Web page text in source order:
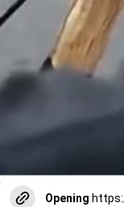
Opening